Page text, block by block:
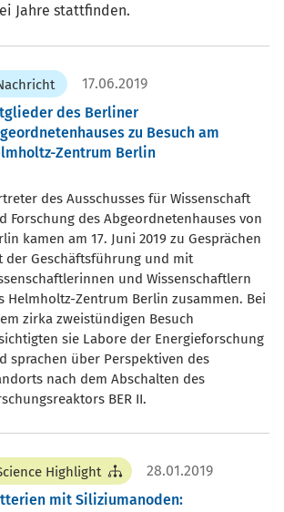
Jahre stattfinden.
17.06.2019
des Berliner
zu Besuch am
Zentrum Berlin
des Ausschusses für Wissenschaft
Forschung des Abgeordnetenhauses von
kamen am 17. Juni 2019 zu Gesprächen
der Geschäftsführung und mit
und Wissenschaftlern
Helmholtz-Zentrum Berlin zusammen. Bei
zirka zweistündigen Besuch
sie Labore der Energieforschung
sprachen über Perspektiven des
nach dem Abschalten des
BER II.
Highlight
28.01.2019
mit Siliziumanoden: